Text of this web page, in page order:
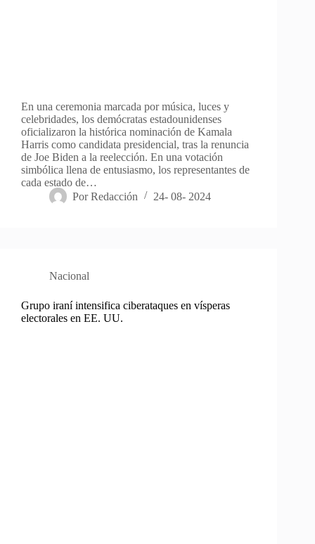
En una ceremonia marcada por música, luces y
celebridades, los demócratas estadounidenses
oficializaron la histórica nominación de Kamala
Harris como candidata presidencial, tras la renuncia
de Joe Biden a la reelección. En una votación
simbólica llena de entusiasmo, los representantes de
cada estado de…
Por Redacción 24- 08- 2024
Nacional
Grupo iraní intensifica ciberataques en vísperas
electorales en EE. UU.